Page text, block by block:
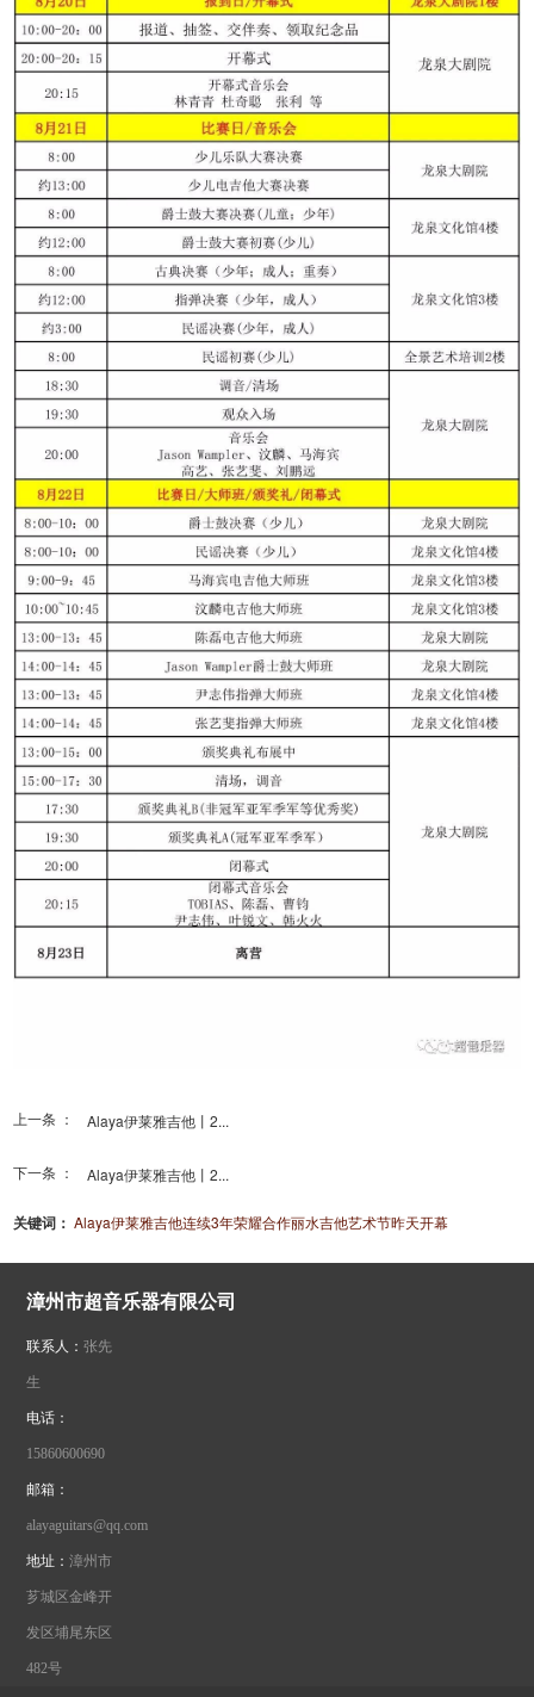
上一条 ： Alaya伊莱雅吉他丨2...
下一条 ： Alaya伊莱雅吉他丨2...
关键词：Alaya伊莱雅吉他连续3年荣耀合作丽水吉他艺术节昨天开幕
漳州市超音乐器有限公司
联系人：张先
生
电话：
15860600690
邮箱：
alayaguitars@qq.com
地址：漳州市
芗城区金峰开
发区埔尾东区
482号